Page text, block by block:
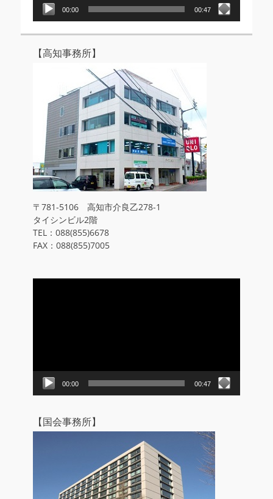
00:00 00:47
【高知事務所】
〒781-5106 高知市介良乙278-1
タイシンビル2階
TEL：088(855)6678
FAX：088(855)7005
00:00 00:47
【国会事務所】